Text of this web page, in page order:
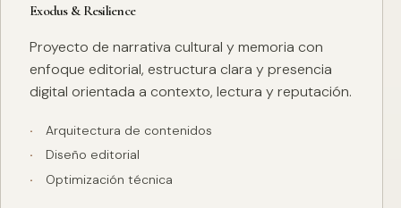
Exodus & Resilience
Proyecto de narrativa cultural y memoria con
enfoque editorial, estructura clara y presencia
digital orientada a contexto, lectura y reputación.
Arquitectura de contenidos
Diseño editorial
Optimización técnica